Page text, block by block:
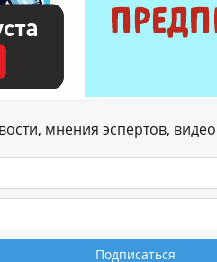
мнения эспертов,